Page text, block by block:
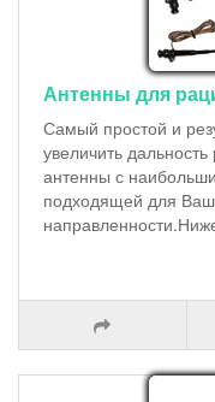
Антенны для
Самый простой и
увеличить
антенны с
подходящей для